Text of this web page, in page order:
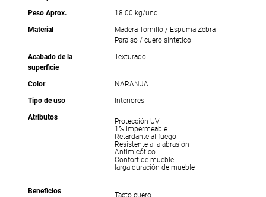
Peso Aprox.
18.00 kg/und
Material
Madera Tornillo / Espuma Zebra
Paraiso / cuero sintetico
Acabado de la
superficie
Texturado
Color
NARANJA
Tipo de uso
Interiores
Atributos
Protección UV
1% Impermeable
Retardante al fuego
Resistente a la abrasión
Antimicótico
Confort de mueble
larga duración de mueble
Beneficios Tacto cuero